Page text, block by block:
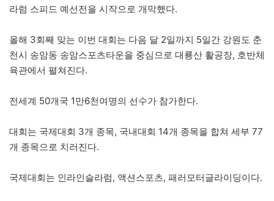
라럼 스피드 예선전을 시작으로 개막했다.
올해 3회째 맞는 이번 대회는 다음 달 2일까지 5일간 강원도 춘
천시 송암동 송암스포츠타운을 중심으로 대룡산 활공장, 호반체
육관에서 펼쳐진다.
전세계 50개국 1만6천여명의 선수가 참가한다.
대회는 국제대회 3개 종목, 국내대회 14개 종목을 합쳐 세부 77
개 종목으로 치러진다.
국제대회는 인라인슬라럼, 액션스포츠, 패러모터글라이딩이다.